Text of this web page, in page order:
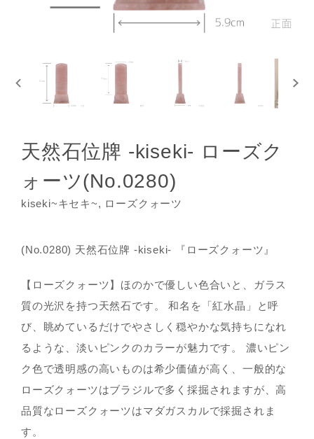
天然石位牌 -kiseki- ローズク
ォーツ(No.0280)
kiseki~キセキ~, ローズクォーツ
(No.0280) 天然石位牌 -kiseki- 『ローズクォーツ』
【ローズクォーツ】ほのかで優しい色合いと、ガラス
質の光沢を持つ天然石です。 和名を「紅水晶」と呼
び、眺めているだけでやさしく穏やかな気持ちになれ
るような、淡いピンクのカラーが魅力です。 濃いピン
ク色で透明感の高いものは希少価値が高く、一般的な
ローズクォーツはブラジルで多く採掘されますが、高
品質なローズクォーツはマダガスカルで採掘されま
す。